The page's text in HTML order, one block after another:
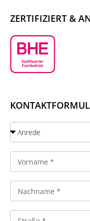
ZERTIFIZIERT &